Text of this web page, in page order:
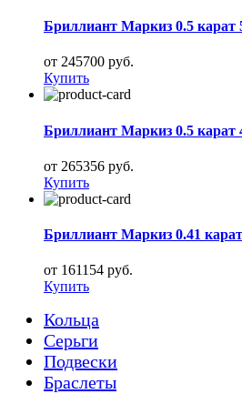
Бриллиант Маркиз 0.5 карат
от 245700 руб.
Купить
Бриллиант Маркиз 0.5 карат
от 265356 руб.
Купить
Бриллиант Маркиз 0.41
от 161154 руб.
Купить
Кольца
Серьги
Подвески
Браслеты